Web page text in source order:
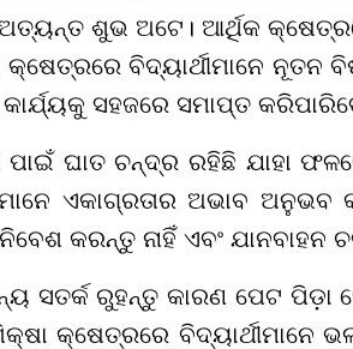
ଶୁଭ ଅଟେ। ଆର୍ଥିକ
କ୍ଷେତ୍ରରେ ବିଦ୍ୟାର୍ଥୀମାନେ
ସହଜରେ ସମାପ୍ତ
ଘାତ ଚନ୍ଦ୍ର ରହିଛି ଯାହା
ଏକାଗ୍ରତାର ଅଭାବ ଅନୁଭବ
କରନ୍ତୁ ନାହିଁ ଏବଂ ଯାନବାହନ
ସତର୍କ ରୁହନ୍ତୁ କାରଣ ପେଟ ପିଡ଼ା
କ୍ଷେତ୍ରରେ ବିଦ୍ୟାର୍ଥୀମାନେ